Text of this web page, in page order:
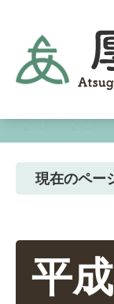
現在のペー
平